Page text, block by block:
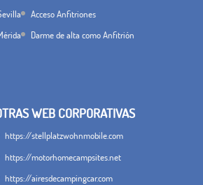
Acceso Anfitriones
Darme de alta como Anfitrión
WEB CORPORATIVAS
https://stellplatzwohnmobile.com
https://motorhomecampsites.net
https://airesdecampingcar.com